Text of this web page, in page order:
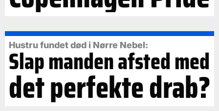
Hustru fundet død i Nørre Nebel:
Slap manden afsted med
det perfekte drab?